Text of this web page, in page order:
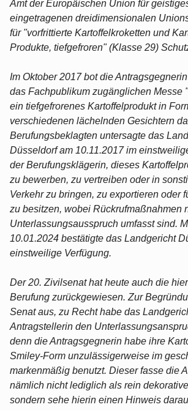
Amt der Europäischen Union für
eingetragenen dreidimensionalen
für "vorfrittierte Kartoffelkroketten und
Produkte, tiefgefroren" (Klasse 29)
Im Oktober 2017 bot die
das Fachpublikum zugänglichen Messe
ein tiefgefrorenes Kartoffelprodukt in
verschiedenen lächelnden Gesichtern
Berufungsbeklagten untersagte das
Düsseldorf am 10.11.2017 im
der Berufungsklägerin, dieses
zu bewerben, zu vertreiben oder in
Verkehr zu bringen, zu exportieren oder
zu besitzen, wobei Rückrufmaßnahmen
Unterlassungsausspruch umfasst sind.
10.01.2024 bestätigte das Landgericht
einstweilige Verfügung.
Der 20. Zivilsenat hat heute auch die
Berufung zurückgewiesen. Zur
Senat aus, zu Recht habe das
Antragstellerin den
denn die Antragsgegnerin habe ihre
Smiley-Form unzulässigerweise im
markenmäßig benutzt. Dieser fasse die
nämlich nicht lediglich als rein
sondern sehe hierin einen Hinweis